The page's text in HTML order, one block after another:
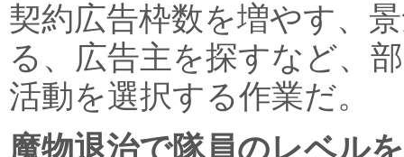
契約広告枠数を増やす、
る、広告主を探すなど、
活動を選択する作業だ。
魔物退治で隊員のレベル